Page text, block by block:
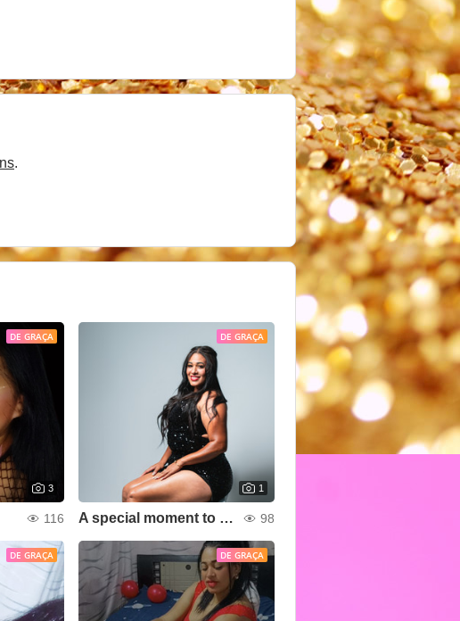
.
DE GRAÇA
3
116
DE GRAÇA
1
A special moment to shine 98
DE GRAÇA DE GRAÇA